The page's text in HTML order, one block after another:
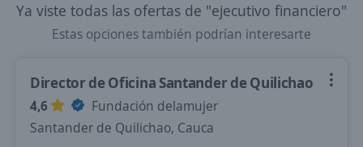
Ya viste todas las ofertas de "ejecutivo financiero"
Estas opciones también podrían interesarte
Director de Oficina Santander de Quilichao
4,6
Fundación delamujer
Santander de Quilichao, Cauca